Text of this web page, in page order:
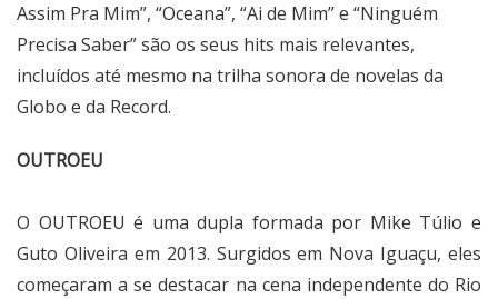
Assim Pra Mim”, “Oceana”, “Ai de Mim” e “Ninguém
Precisa Saber” são os seus hits mais relevantes,
incluídos até mesmo na trilha sonora de novelas da
Globo e da Record.
OUTROEU
O OUTROEU é uma dupla formada por Mike Túlio e
Guto Oliveira em 2013. Surgidos em Nova Iguaçu, eles
começaram a se destacar na cena independente do Rio